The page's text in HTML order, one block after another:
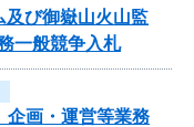
び御嶽山火山監
一般競争入札
企画・運営等業務